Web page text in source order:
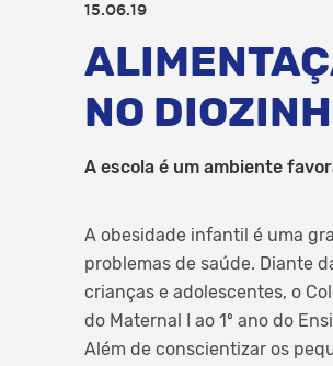
15.06.19
NO
A escola é um ambiente
A obesidade infantil é uma
problemas de saúde. Diante
crianças e adolescentes, o
do Maternal I ao 1º ano do
Além de conscientizar os